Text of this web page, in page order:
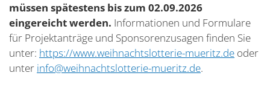
müssen spätestens bis zum 02.09.2026
eingereicht werden. Informationen und Formulare
für Projektanträge und Sponsorenzusagen finden Sie
unter: https://www.weihnachtslotterie-mueritz.de oder
unter info@weihnachtslotterie-mueritz.de.